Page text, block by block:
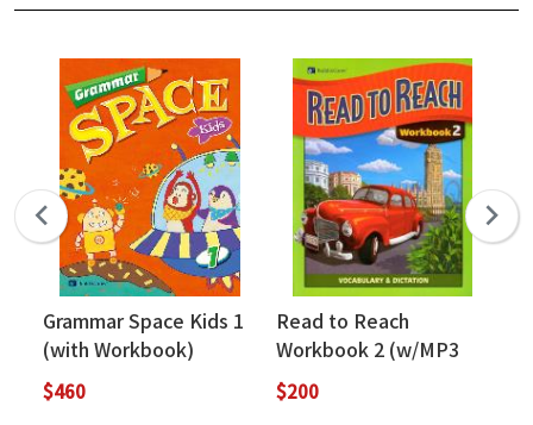
Grammar Space Kids 1
(with Workbook)
$460
Read to Reach
Workbook 2 (w/MP3
QR code download)
(GOP)
$200